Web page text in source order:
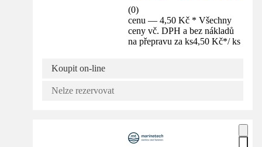
(0)
cenu — 4,50 Kč * Všechny
ceny vč. DPH a bez nákladů
na přepravu za ks4,50 Kč*/ ks
Koupit on-line
Nelze rezervovat